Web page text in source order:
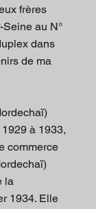
frères
au N°
dans
de ma
à 1933,
commerce
la
1934. Elle